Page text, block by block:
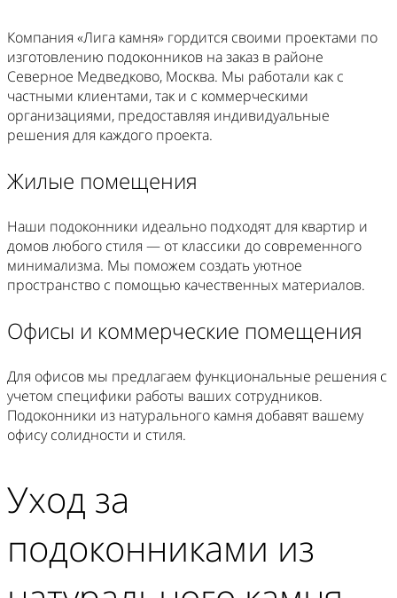
Компания «Лига камня» гордится своими проектами по
изготовлению подоконников на заказ в районе
Северное Медведково, Москва. Мы работали как с
частными клиентами, так и с коммерческими
организациями, предоставляя индивидуальные
решения для каждого проекта.
Жилые помещения
Наши подоконники идеально подходят для квартир и
домов любого стиля — от классики до современного
минимализма. Мы поможем создать уютное
пространство с помощью качественных материалов.
Офисы и коммерческие помещения
Для офисов мы предлагаем функциональные решения с
учетом специфики работы ваших сотрудников.
Подоконники из натурального камня добавят вашему
офису солидности и стиля.
Уход за
подоконниками из